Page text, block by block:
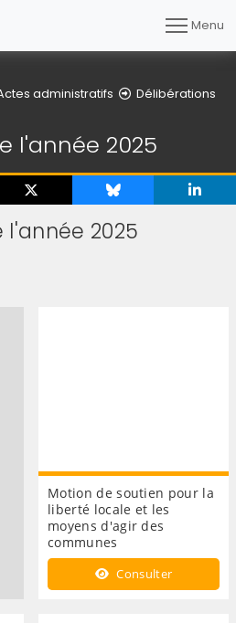
Menu
administratifs
Délibérations
l'année 2025
2025
Motion de soutien pour la
liberté locale et les
moyens d'agir des
communes
Consulter